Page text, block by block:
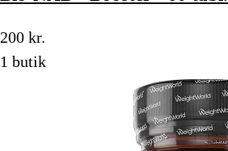
200 kr.
1 butik